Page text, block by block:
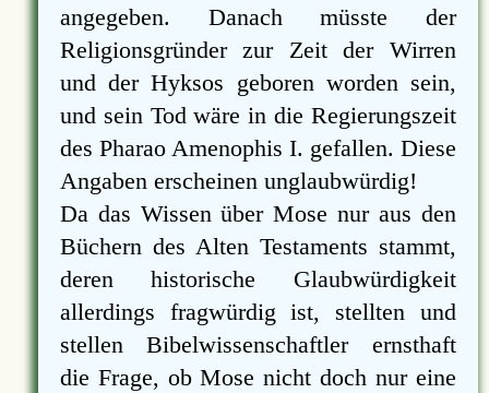
angegeben. Danach müsste der
Religionsgründer zur Zeit der Wirren
und der Hyksos geboren worden sein,
und sein Tod wäre in die Regierungszeit
des Pharao Amenophis I. gefallen. Diese
Angaben erscheinen unglaubwürdig!
Da das Wissen über Mose nur aus den
Büchern des Alten Testaments stammt,
deren historische Glaubwürdigkeit
allerdings fragwürdig ist, stellten und
stellen Bibelwissenschaftler ernsthaft
die Frage, ob Mose nicht doch nur eine